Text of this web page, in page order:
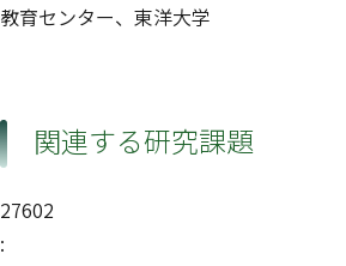
教育センター、東洋大学
関連する研究課題
27602
: